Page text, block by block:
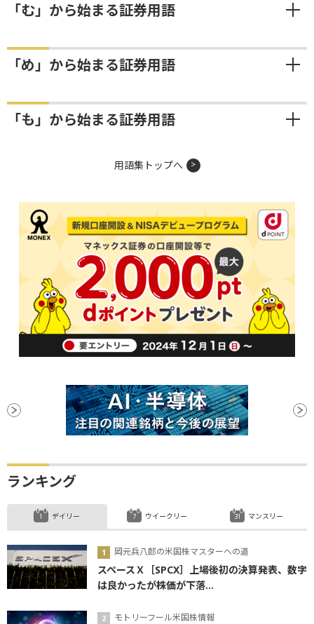
「む」から始まる証券用語
「め」から始まる証券用語
「も」から始まる証券用語
用語集トップへ
ランキング
デイリー
岡元兵八郎の米国株マスターへの道
スペースＸ［SPCX］上場後初の決算発表、数字
は良かったが株価が下落...
モトリーフール米国株情報
ウイークリー マンスリー